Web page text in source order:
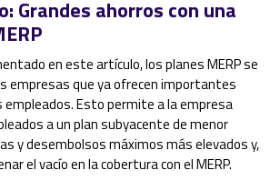
Grandes ahorros con una
en este artículo, los planes MERP se
empresas que ya ofrecen importantes
Esto permite a la empresa
a un plan subyacente de menor
y desembolsos máximos más elevados y,
el vacío en la cobertura con el MERP.